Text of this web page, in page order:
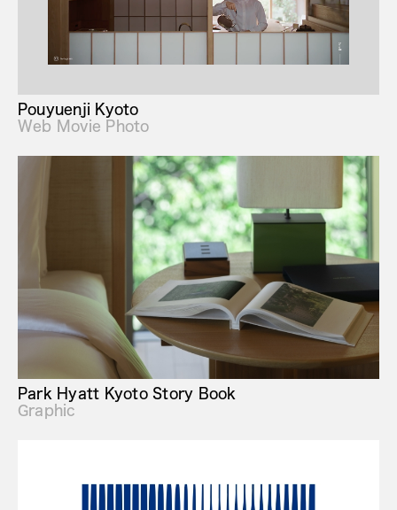
Pouyuenji Kyoto
Web Movie Photo
Park Hyatt Kyoto Story Book
Graphic